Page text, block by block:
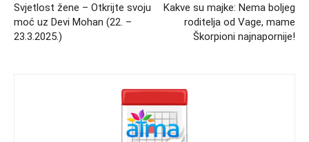
Svjetlost žene – Otkrijte svoju
moć uz Devi Mohan (22. –
23.3.2025.)
Kakve su majke: Nema boljeg
roditelja od Vage, mame
Škorpioni najnapornije!